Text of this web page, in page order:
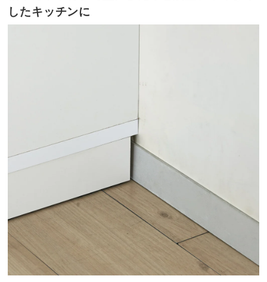
したキッチンに